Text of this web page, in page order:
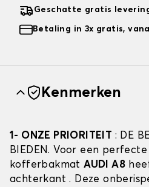
Geschatte gratis
Betaling in 3x gratis,
Kenmerken
1- ONZE PRIORITEIT : DE
BIEDEN. Voor een
kofferbakmatAUDI A8
achterkant . Deze